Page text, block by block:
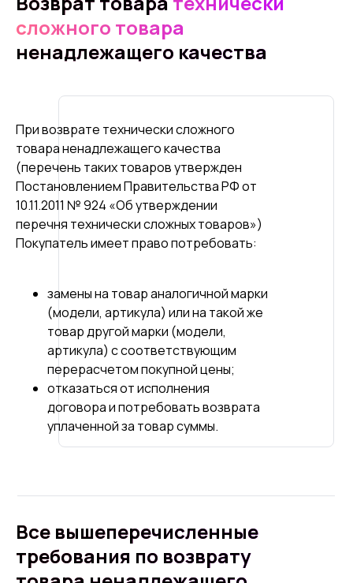
сложного товара
ненадлежащего качества
При возврате технически сложного
товара ненадлежащего качества
(перечень таких товаров утвержден
Постановлением Правительства РФ от
10.11.2011 № 924 «Об утверждении
перечня технически сложных товаров»)
Покупатель имеет право потребовать:
замены на товар аналогичной марки
(модели, артикула) или на такой же
товар другой марки (модели,
артикула) с соответствующим
перерасчетом покупной цены;
отказаться от исполнения
договора и потребовать возврата
уплаченной за товар суммы.
Все вышеперечисленные
требования по возврату